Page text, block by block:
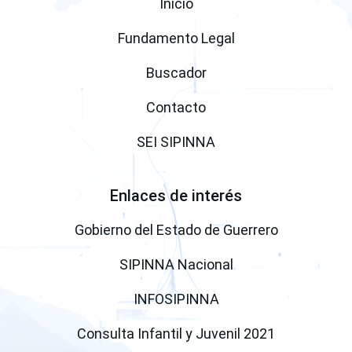
Inicio
Fundamento Legal
Buscador
Contacto
SEI SIPINNA
Enlaces de interés
Gobierno del Estado de Guerrero(open a
SIPINNA Nacional(open a new
INFOSIPINNA(open a new window)
Consulta Infantil y Juvenil 2021